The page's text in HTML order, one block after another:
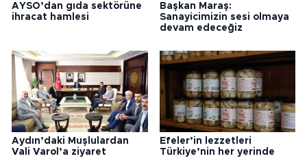
AYSO’dan gıda sektörüne
ihracat hamlesi
Başkan Maraş:
Sanayicimizin sesi olmaya
devam edeceğiz
Aydın’daki Muşlulardan
Vali Varol’a ziyaret
Efeler’in lezzetleri
Türkiye’nin her yerinde